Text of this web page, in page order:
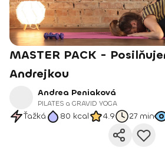
MASTER PACK -
Andrejkou
Andrea Peniaková
PILATES a GRAVID YOGA
Ťažká 80 kcal 4.9 27 min